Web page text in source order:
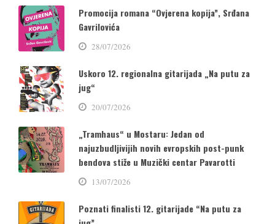
Promocija romana “Ovjerena kopija”, Srđana
Gavrilovića
28/07/2026
Uskoro 12. regionalna gitarijada „Na putu za
jug“
20/07/2026
„Tramhaus“ u Mostaru: Jedan od
najuzbudljivijih novih evropskih post-punk
bendova stiže u Muzički centar Pavarotti
13/07/2026
Poznati finalisti 12. gitarijade “Na putu za